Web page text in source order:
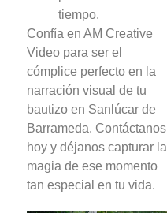
tiempo.
Confía en AM Creative
Video para ser el
cómplice perfecto en la
narración visual de tu
bautizo en Sanlúcar de
Barrameda. Contáctanos
hoy y déjanos capturar la
magia de ese momento
tan especial en tu vida.